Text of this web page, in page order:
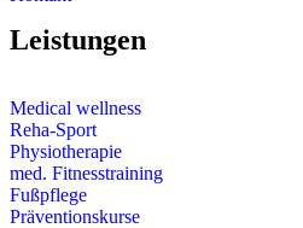
Leistungen
Medical wellness
Reha-Sport
Physiotherapie
med. Fitnesstraining
Fußpflege
Präventionskurse